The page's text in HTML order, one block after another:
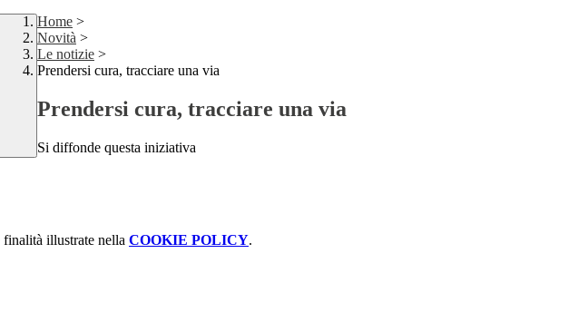
Home >
Novità >
Le notizie >
Prendersi cura, tracciare una via
Prendersi cura, tracciare una via
Si diffonde questa iniziativa
illustrate nella COOKIE POLICY.